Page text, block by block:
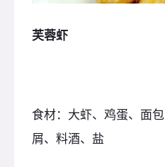
芙蓉虾
食材：大虾、鸡蛋、面包
屑、料酒、盐